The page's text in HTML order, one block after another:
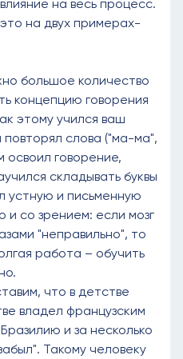
на весь процесс.
на двух примерах-
большое количество
концепцию говорения
этому учился ваш
слова ("ма-ма",
освоил говорение,
складывать буквы
устную и письменную
и со зрением: если мозг
"неправильно", то
работа – обучить
что в детстве
владел французским
и за несколько
Такому человеку